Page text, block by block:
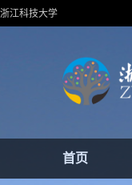
浙江科技大学
首页